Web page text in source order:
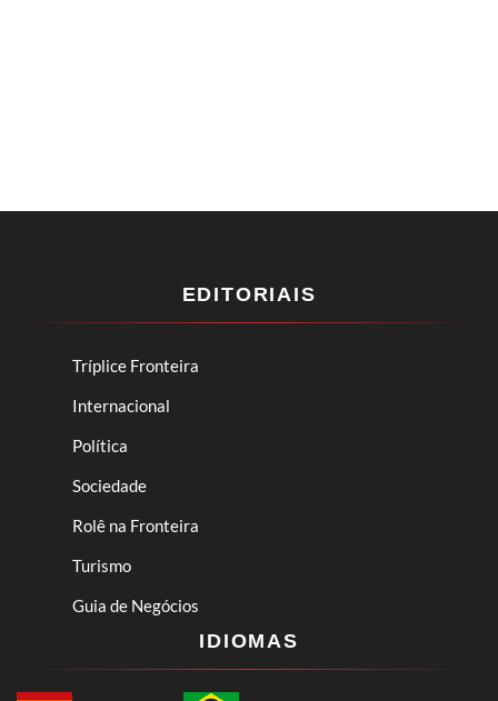
EDITORIAIS
Tríplice Fronteira
Internacional
Política
Sociedade
Rolê na Fronteira
Turismo
Guia de Negócios
IDIOMAS